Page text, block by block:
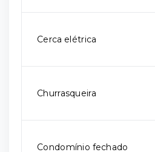
Cerca elétrica
Churrasqueira
Condomínio fechado